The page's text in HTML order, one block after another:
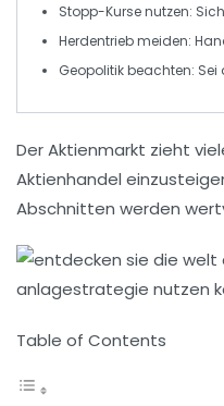
Stopp-Kurse nutzen:
Herdentrieb meiden:
Geopolitik beachten:
DerAktienmarkt zieht
Aktienhandel
Abschnitten werden
Table of Contents